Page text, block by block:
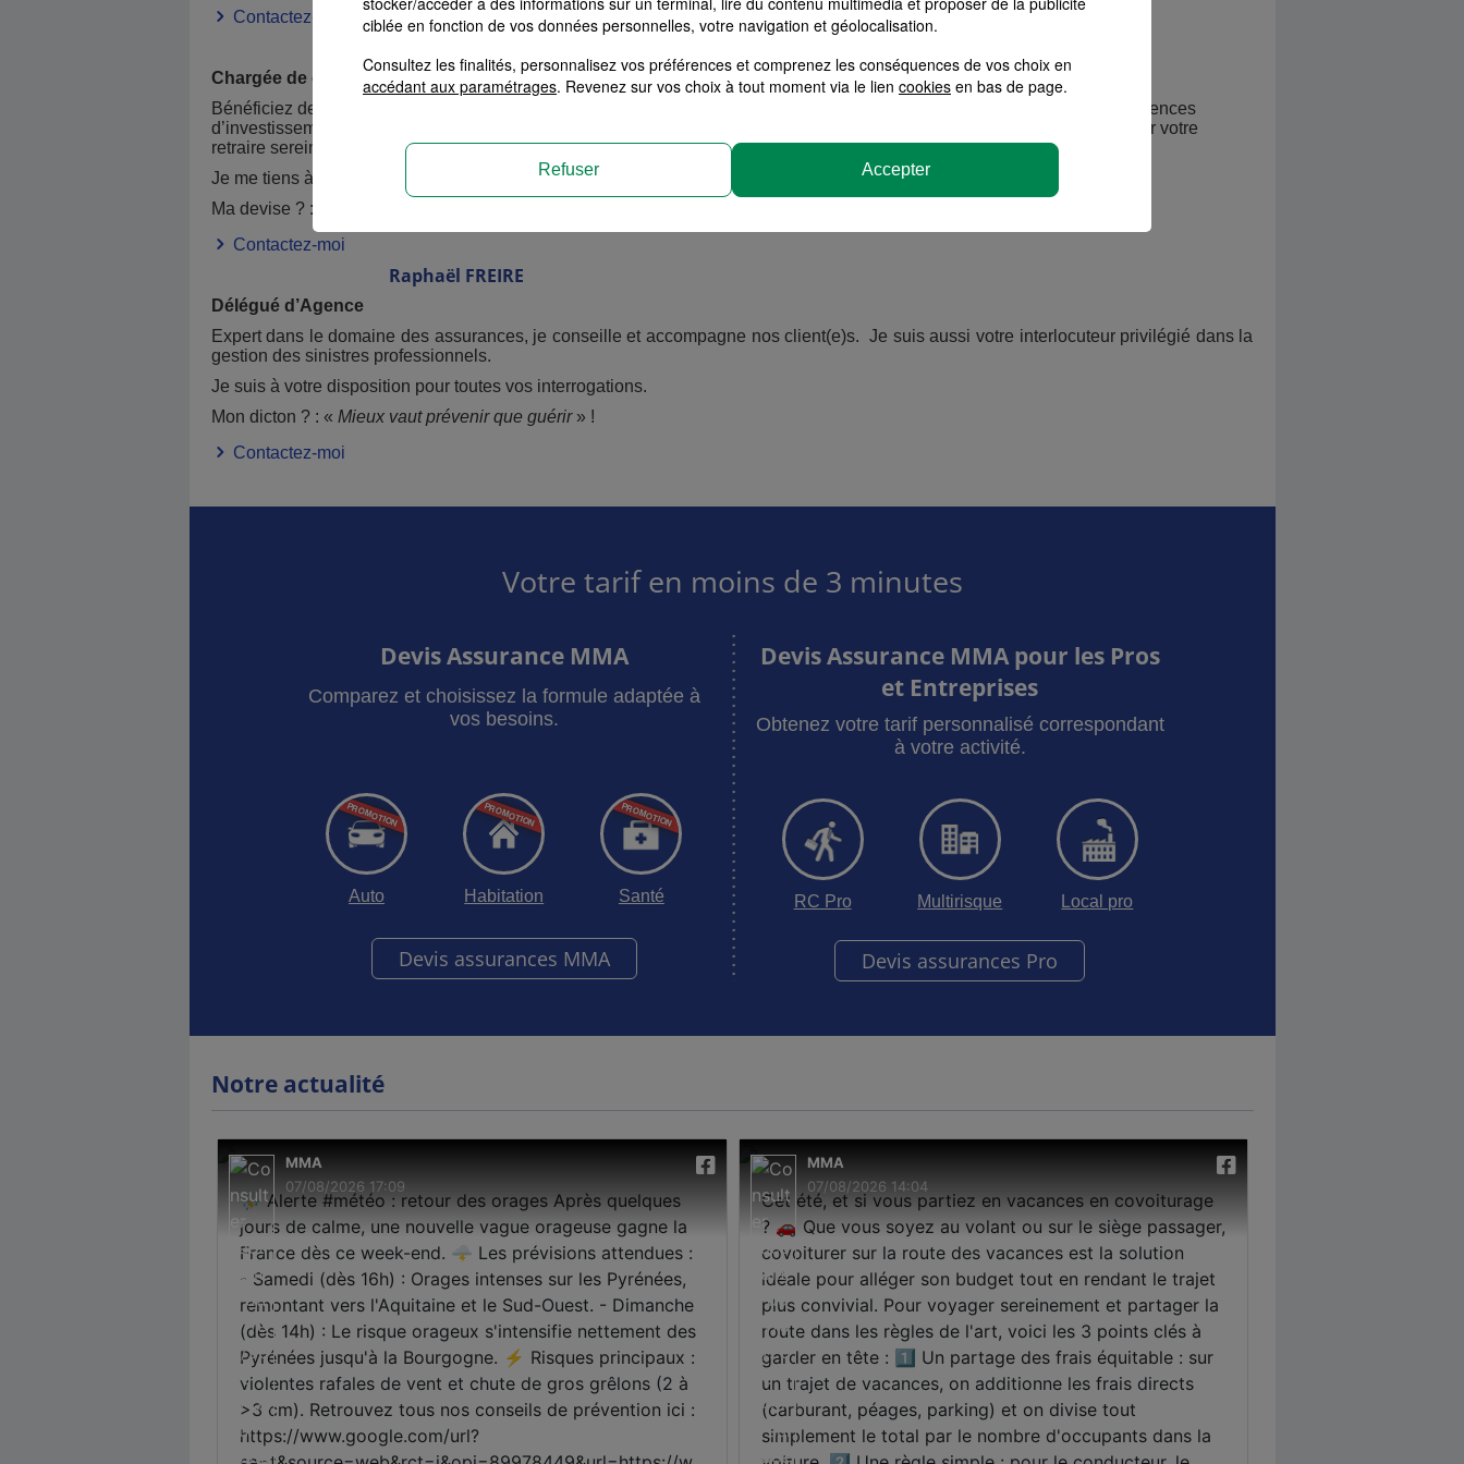
Contactez-moi
Chargée de clientèle Epargne, Retraite, Particuliers et Professionnels
Bénéficiez de mon expertise afin de trouver des solutions de placements destinées à répondre à vos besoins et à vos exigences
d’investissements. Je vous accompagne afin de définir une stratégie patrimoniale ou tout simplement vous aider à préparer votre
retraire sereinement.
Je me tiens à votre disposition pour répondre à vos questions.
Ma devise ? : «
Contactez-moi
Raphaël FREIRE
Délégué d’Agence
Expert dans le domaine des assurances, je conseille et accompagne nos client(e)s. Je suis aussi votre interlocuteur privilégié dans la
gestion des sinistres professionnels.
Je suis à votre disposition pour toutes vos interrogations.
Mon dicton ? : « Mieux vaut prévenir que guérir» !
Contactez-moi
Votre tarif en moins de 3 minutes
Devis Assurance MMA
Comparez et choisissez la formule adaptée à
vos besoins.
Auto Habitation Santé
Devis assurances MMA
Devis Assurance MMA pour les Pros
et Entreprises
Obtenez votre tarif personnalisé correspondant
à votre activité.
RC Pro Multirisque Local pro
Devis assurances Pro
Notre actualité
ciblée en fonction de vos données personnelles, votre navigation et géolocalisation.
Consultez les finalités, personnalisez vos préférences et comprenez les conséquences de vos choix en
accédant aux paramétrages. Revenez sur vos choix à tout moment via le lien cookies en bas de page.
Refuser Accepter